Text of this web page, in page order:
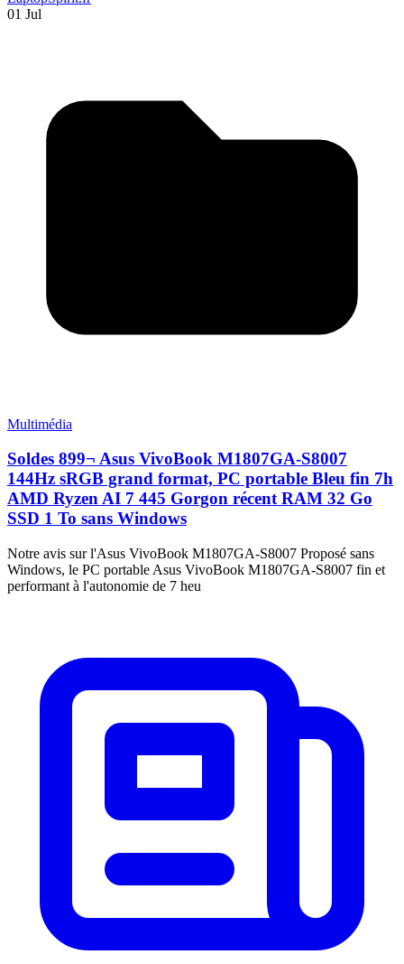
01 Jul
Multimédia
Soldes 899¬ Asus VivoBook M1807GA-S8007
144Hz sRGB grand format, PC portable Bleu fin 7h
AMD Ryzen AI 7 445 Gorgon récent RAM 32 Go
SSD 1 To sans Windows
Notre avis sur l'Asus VivoBook M1807GA-S8007 Proposé sans
Windows, le PC portable Asus VivoBook M1807GA-S8007 fin et
performant à l'autonomie de 7 heu